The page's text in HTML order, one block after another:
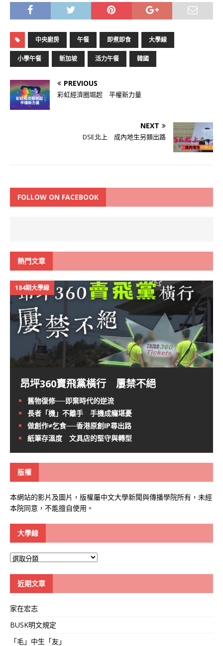
中央廚房 午餐 即煮即食 大學線
小學午餐 新加坡 活力午餐 韓國
PREVIOUS
彩虹經濟圈堀起 平權新力量
NEXT
DSE北上 成內地生另類出路
FOLLOW ON FACEBOOK
熱門文章
184期大學線
昂坪360賣飛黨橫行 屢禁不絕
舊物復修──即棄時代的逆流
長者「機」不離手 手機成癮堪憂
做創作≠乞食──香港原創IP尋出路
紙筆存溫度 文具店的堅守與轉型
版權
本網站的影片及圖片，版權屬中文大學新聞與傳播學院所有，未經
本院同意，不能擅自使用。
大學線
大
近期文章
家在宏志
BUSK明文規定
「毛」中生「友」